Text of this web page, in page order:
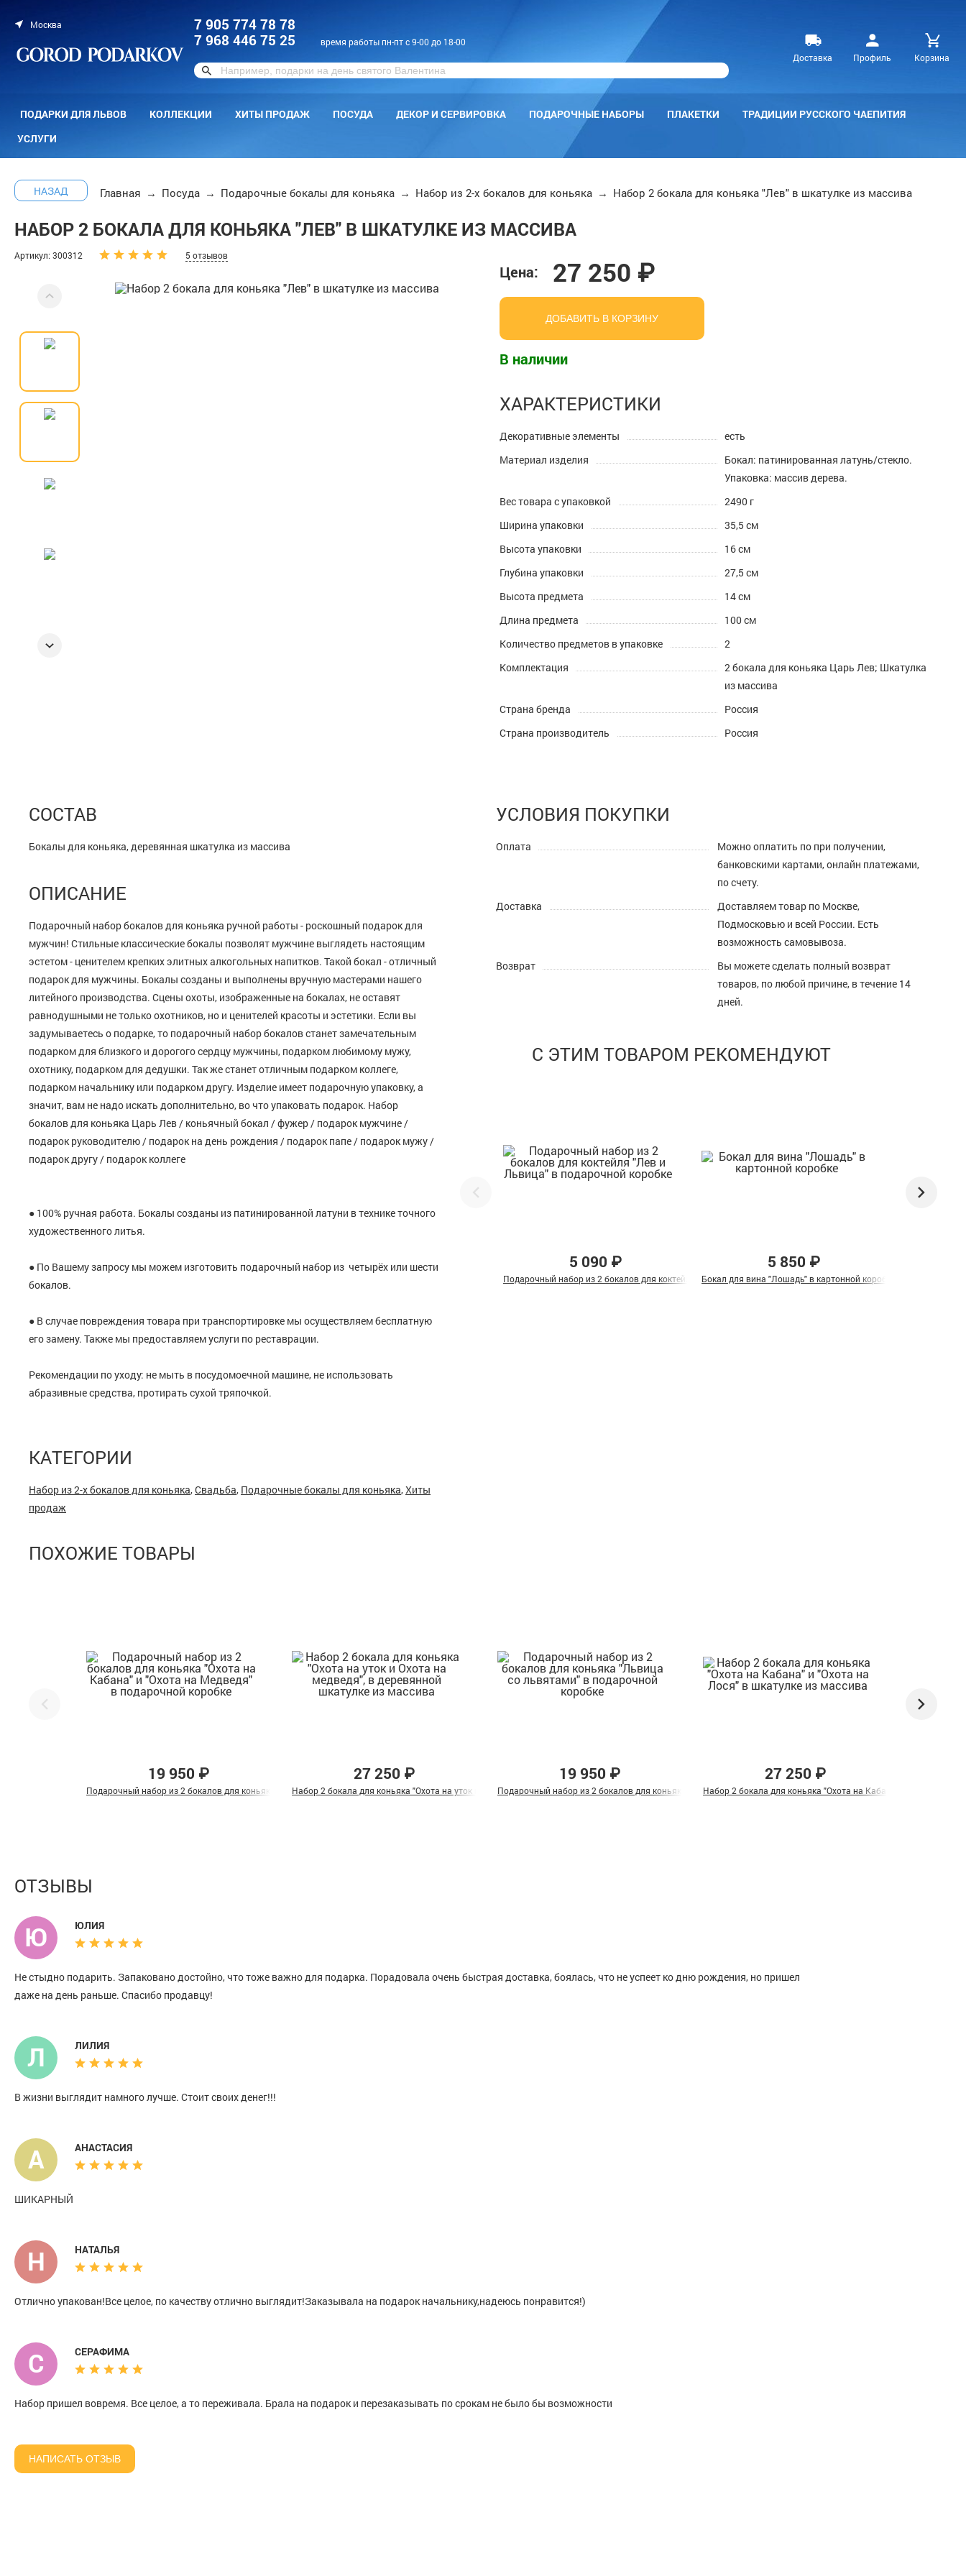
Москва
7 905 774 78 78
7 968 446 75 25
время работы пн-пт с 9-00 до 18-00
Доставка
Профиль Корзина
ПОДАРКИ ДЛЯ ЛЬВОВ КОЛЛЕКЦИИ ХИТЫ ПРОДАЖ ПОСУДА ДЕКОР И СЕРВИРОВКА ПОДАРОЧНЫЕ НАБОРЫ ПЛАКЕТКИ
ТРАДИЦИИ РУССКОГО ЧАЕПИТИЯ
УСЛУГИ
НАЗАД Главная → Посуда → Подарочные бокалы для коньяка → Набор из 2-х бокалов для коньяка → Набор 2 бокала для коньяка "Лев" в шкатулке из массива
НАБОР 2 БОКАЛА ДЛЯ КОНЬЯКА "ЛЕВ" В ШКАТУЛКЕ ИЗ МАССИВА
Артикул: 300312 5 отзывов
Цена: 27 250 ₽
ДОБАВИТЬ В КОРЗИНУ
В наличии
ХАРАКТЕРИСТИКИ
Декоративные элементы
есть
Материал изделия
Бокал: патинированная латунь/стекло.
Упаковка: массив дерева.
Вес товара с упаковкой
2490 г
Ширина упаковки
35,5 см
Высота упаковки
16 см
Глубина упаковки
27,5 см
Высота предмета
14 см
Длина предмета
100 см
Количество предметов в упаковке
2
Комплектация
2 бокала для коньяка Царь Лев; Шкатулка
из массива
Страна бренда
Россия
Страна производитель
Россия
СОСТАВ
Бокалы для коньяка, деревянная шкатулка из массива
ОПИСАНИЕ
Подарочный набор бокалов для коньяка ручной работы - роскошный подарок для
мужчин! Стильные классические бокалы позволят мужчине выглядеть настоящим
эстетом - ценителем крепких элитных алкогольных напитков. Такой бокал - отличный
подарок для мужчины. Бокалы созданы и выполнены вручную мастерами нашего
литейного производства. Сцены охоты, изображенные на бокалах, не оставят
равнодушными не только охотников, но и ценителей красоты и эстетики. Если вы
задумываетесь о подарке, то подарочный набор бокалов станет замечательным
подарком для близкого и дорогого сердцу мужчины, подарком любимому мужу,
охотнику, подарком для дедушки. Так же станет отличным подарком коллеге,
подарком начальнику или подарком другу. Изделие имеет подарочную упаковку, а
значит, вам не надо искать дополнительно, во что упаковать подарок. Набор
бокалов для коньяка Царь Лев / коньячный бокал / фужер / подарок мужчине /
подарок руководителю / подарок на день рождения / подарок папе / подарок мужу /
подарок другу / подарок коллеге
● 100% ручная работа. Бокалы созданы из патинированной латуни в технике точного
художественного литья.
● По Вашему запросу мы можем изготовить подарочный набор из четырёх или шести
бокалов.
● В случае повреждения товара при транспортировке мы осуществляем бесплатную
его замену. Также мы предоставляем услуги по реставрации.
Рекомендации по уходу: не мыть в посудомоечной машине, не использовать
абразивные средства, протирать сухой тряпочкой.
КАТЕГОРИИ
Набор из 2-х бокалов для коньяка,Свадьба, Подарочные бокалы для коньяка,Хиты
продаж
УСЛОВИЯ ПОКУПКИ
Оплата
Можно оплатить по при получении,
банковскими картами, онлайн платежами,
по счету.
Доставка
Доставляем товар по Москве,
Подмосковью и всей России. Есть
возможность самовывоза.
Возврат
Вы можете сделать полный возврат
товаров, по любой причине, в течение 14
дней.
С ЭТИМ ТОВАРОМ РЕКОМЕНДУЮТ
5 090 ₽
Подарочный набор из 2 бокалов для коктейля "Лев и Львица" в подарочной коробке
5 850 ₽
Бокал для вина "Лошадь" в картонной коробке
ПОХОЖИЕ ТОВАРЫ
19 950 ₽
Подарочный набор из 2 бокалов для коньяка "Охота на Кабана" и "Охота на Медведя" в подарочной коробке
27 250 ₽
Набор 2 бокала для коньяка "Охота на уток и Охота на медведя", в деревянной шкатулке из массива
19 950 ₽
Подарочный набор из 2 бокалов для коньяка "Львица со львятами" в подарочной коробке
27 250 ₽
Набор 2 бокала для коньяка "Охота на Кабана" и "Охота на
ОТЗЫВЫ
Ю ЮЛИЯ
Не стыдно подарить. Запаковано достойно, что тоже важно для подарка. Порадовала очень быстрая доставка, боялась, что не успеет ко дню рождения, но пришел
даже на день раньше. Спасибо продавцу!
Л ЛИЛИЯ
В жизни выглядит намного лучше. Стоит своих денег!!!
А АНАСТАСИЯ
ШИКАРНЫЙ
Н НАТАЛЬЯ
Отлично упакован!Все целое, по качеству отлично выглядит!Заказывала на подарок начальнику,надеюсь понравится!)
С СЕРАФИМА
Набор пришел вовремя. Все целое, а то переживала. Брала на подарок и перезаказывать по срокам не было бы возможности
НАПИСАТЬ ОТЗЫВ